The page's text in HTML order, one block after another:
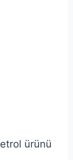
ürünü